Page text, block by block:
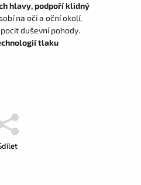
hlavy, podpoří klidný
na oči a oční okolí,
duševní pohody.
tlaku